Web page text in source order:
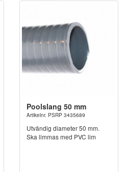
Poolslang 50 mm
Artikelnr. PSRP 3435689
Utvändig diameter 50 mm.
Ska limmas med PVC lim